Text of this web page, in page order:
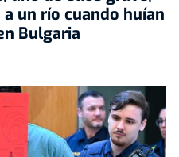
un río cuando huían
Bulgaria